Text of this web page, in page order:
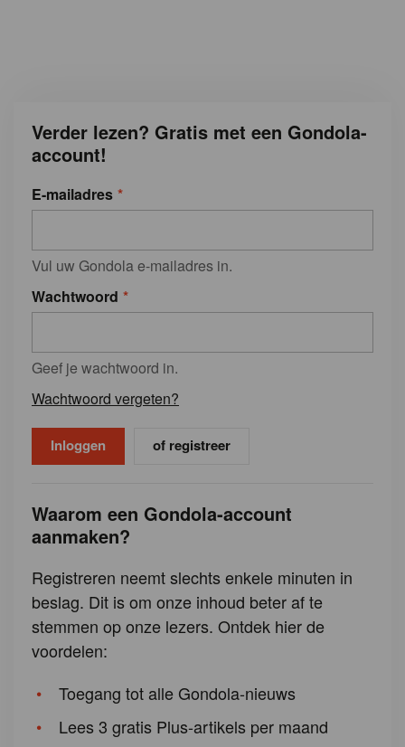
Verder lezen? Gratis met een Gondola-
account!
E-mailadres
Vul uw Gondola e-mailadres in.
Wachtwoord
Geef je wachtwoord in.
Wachtwoord vergeten?
of registreer
Waarom een Gondola-account
aanmaken?
Registreren neemt slechts enkele minuten in
beslag. Dit is om onze inhoud beter af te
stemmen op onze lezers. Ontdek hier de
voordelen:
Toegang tot alle Gondola-nieuws
Lees 3 gratis Plus-artikels per maand